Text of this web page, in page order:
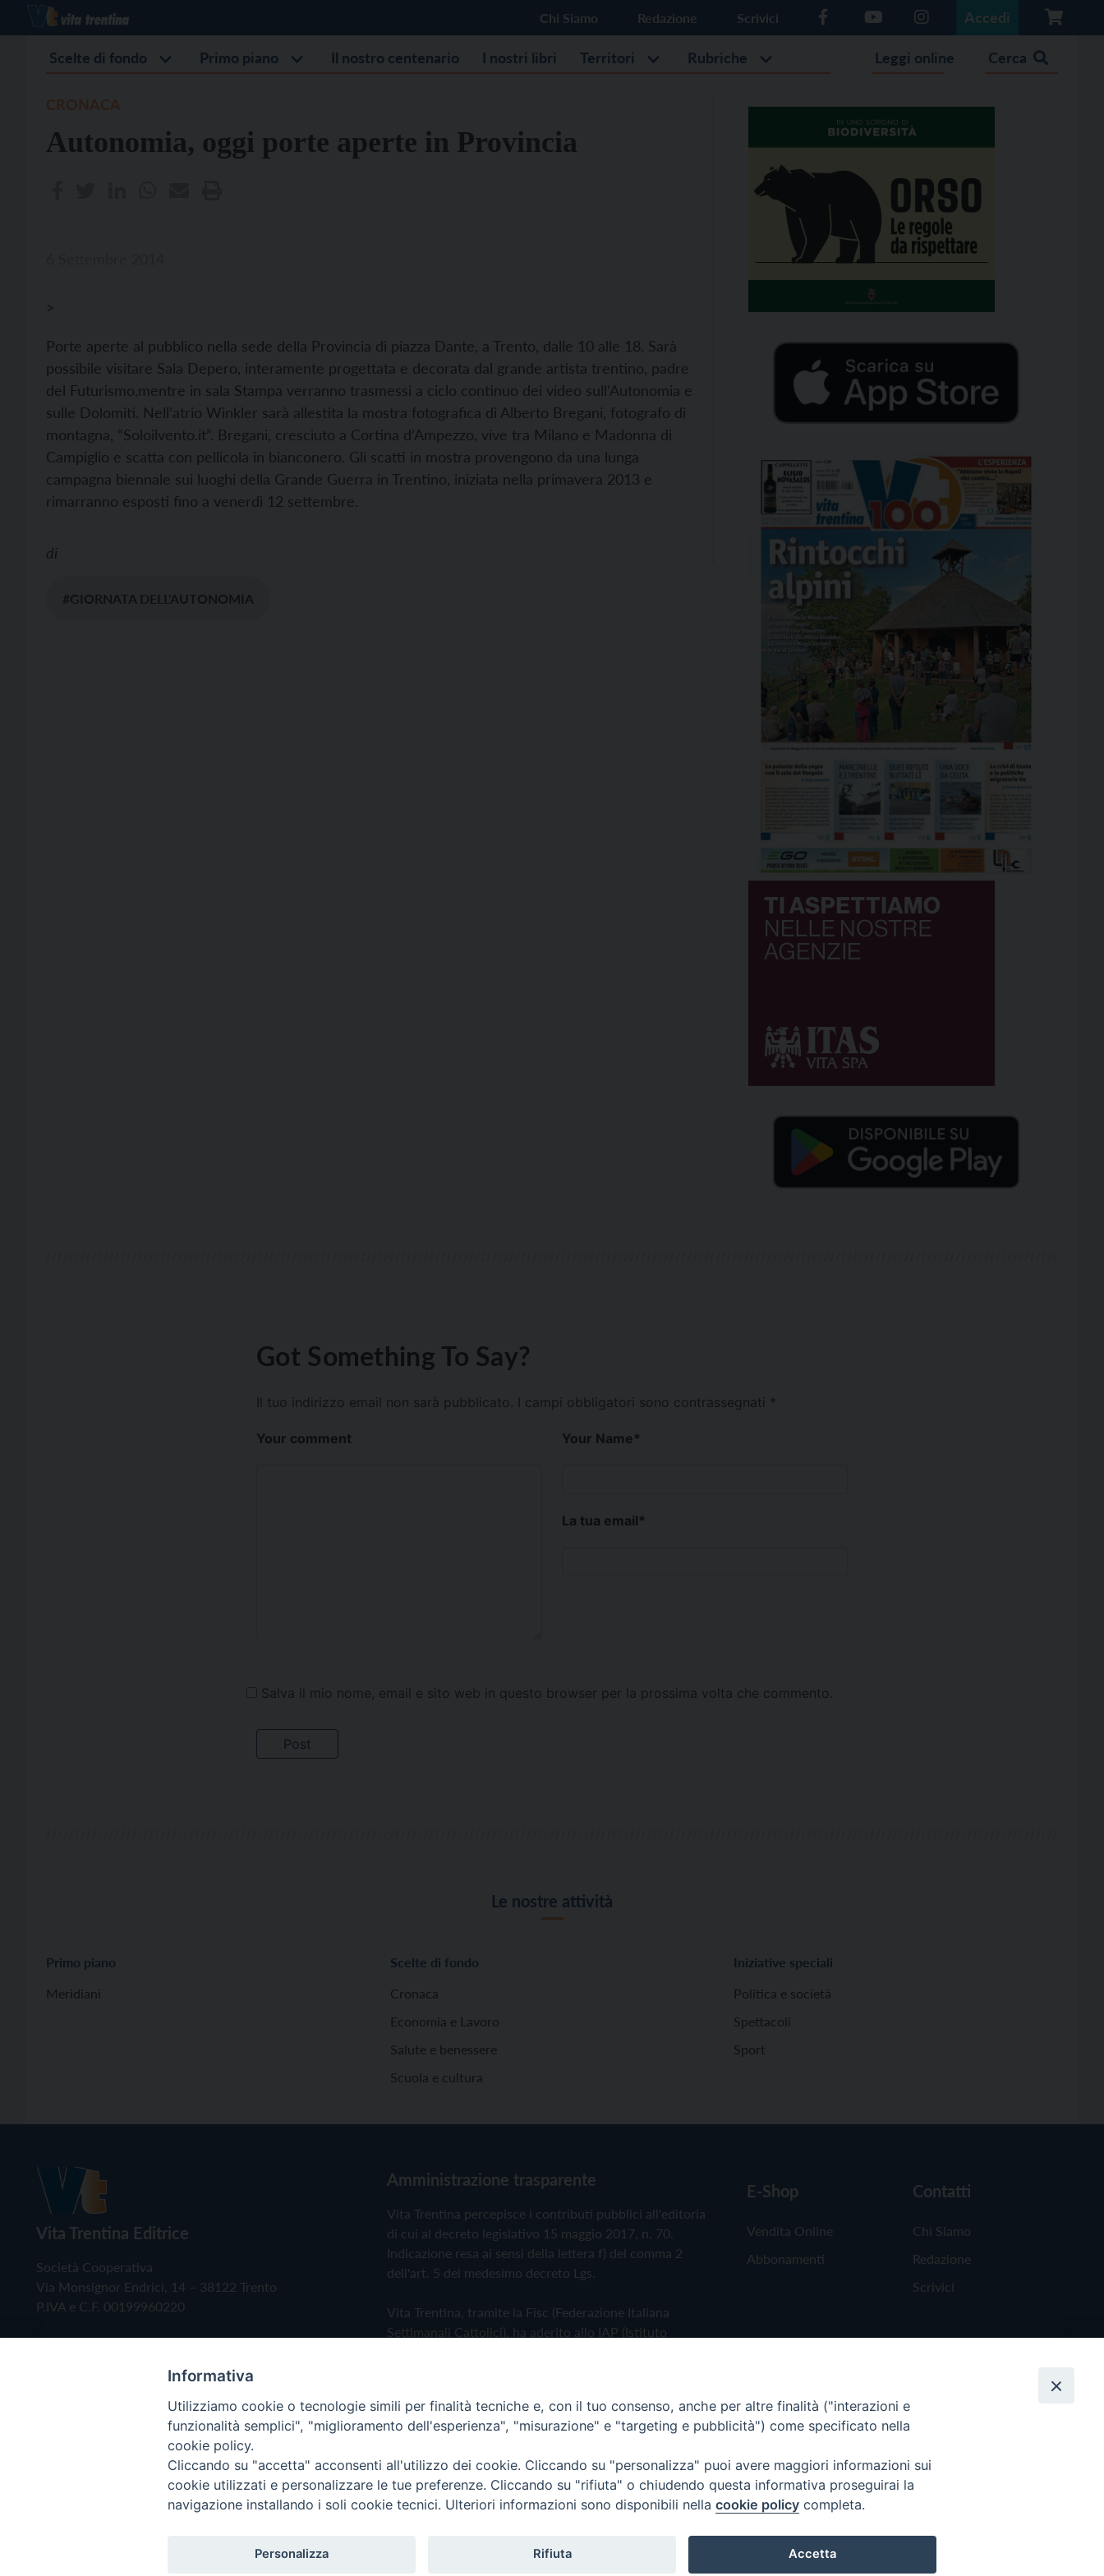
Chi Siamo Redazione Scrivici Accedi
Scelte di fondo Primo piano Il nostro centenario I nostri libri Territori Rubriche Leggi online Cerca
Autonomia, oggi porte aperte in Provincia
>
Porte aperte al pubblico nella sede della Provincia di piazza Dante, a Trento, dalle 10 alle 18. Sarà
possibile visitare Sala Depero, interamente progettata e decorata dal grande artista trentino, padre
del Futurismo,mentre in sala Stampa verranno trasmessi a ciclo continuo dei video sull’Autonomia e
sulle Dolomiti. Nell’atrio Winkler sarà allestita la mostra fotografica di Alberto Bregani, fotografo di
montagna, “Soloilvento.it”. Bregani, cresciuto a Cortina d’Ampezzo, vive tra Milano e Madonna di
Campiglio e scatta con pellicola in bianconero. Gli scatti in mostra provengono da una lunga
campagna biennale sui luoghi della Grande Guerra in Trentino, iniziata nella primavera 2013 e
rimarranno esposti fino a venerdì 12 settembre.
di
#GIORNATA DELL'AUTONOMIA
Got Something To Say?
Il tuo indirizzo email non sarà pubblicato. I campi obbligatori sono contrassegnati *
Your comment Your Name*
La tua email*
Salva il mio nome, email e sito web in questo browser per la prossima volta che commento.
Le nostre attività
Primo piano
Meridiani
Scelte di fondo
Cronaca
Economia e Lavoro
Salute e benessere
Scuola e cultura
Iniziative speciali
Politica e società
Spettacoli
Sport
Vita Trentina Editrice
Società Cooperativa
Via Monsignor Endrici, 14 – 38122 Trento
P.IVA e C.F. 00199960220
Amministrazione trasparente
Vita Trentina percepisce i contributi pubblici all'editoria
di cui al decreto legislativo 15 maggio 2017, n. 70.
Indicazione resa ai sensi della lettera f) del comma 2
dell'art. 5 del medesimo decreto Lgs.
Vita Trentina, tramite la Fisc (Federazione Italiana
Settimanali Cattolici), ha aderito allo IAP (Istituto
Privacy Policy Cookie Policy
E-Shop
Vendita Online
Abbonamenti
Contatti
Chi Siamo
Redazione
Scrivici
Copyright © 2019 - Tutti i diritti riservati - Vita Trentina Editrice
Informativa
Utilizziamo cookie o tecnologie simili per finalità tecniche e, con il tuo consenso, anche per altre finalità ("interazioni e
funzionalità semplici", "miglioramento dell'esperienza", "misurazione" e "targeting e pubblicità") come specificato nella
cookie policy.
Cliccando su "accetta" acconsenti all'utilizzo dei cookie. Cliccando su "personalizza" puoi avere maggiori informazioni sui
cookie utilizzati e personalizzare le tue preferenze. Cliccando su "rifiuta" o chiudendo questa informativa proseguirai la
navigazione installando i soli cookie tecnici. Ulteriori informazioni sono disponibili nella cookie policy completa.
Personalizza Rifiuta Accetta